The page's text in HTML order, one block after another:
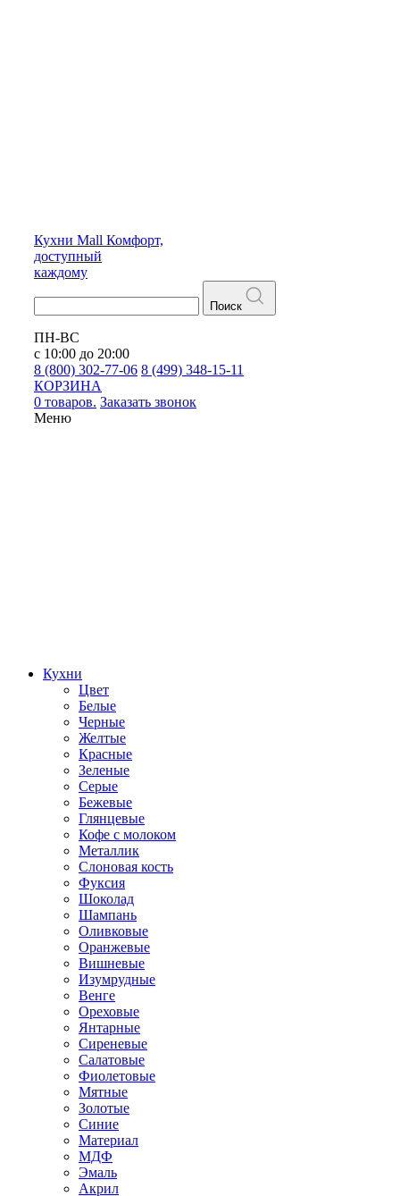
Кухни Mall Комфорт,
доступный
каждому
Поиск
ПН-ВС
с 10:00 до 20:00
8 (800) 302-77-06 8 (499) 348-15-11
КОРЗИНА
0 товаров. Заказать звонок
Меню
Кухни
Цвет
Белые
Черные
Желтые
Красные
Зеленые
Серые
Бежевые
Глянцевые
Кофе с молоком
Металлик
Слоновая кость
Фуксия
Шоколад
Шампань
Оливковые
Оранжевые
Вишневые
Изумрудные
Венге
Ореховые
Янтарные
Сиреневые
Салатовые
Фиолетовые
Мятные
Золотые
Синие
Материал
МДФ
Эмаль
Акрил